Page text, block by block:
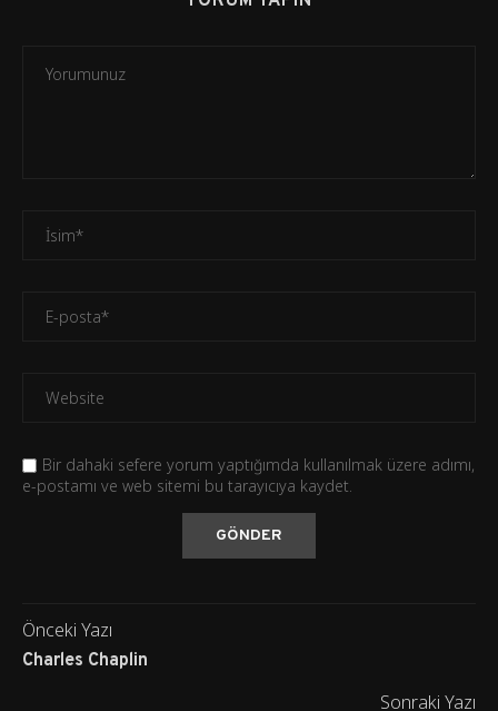
Bir dahaki sefere yorum yaptığımda kullanılmak üzere adımı,
e-postamı ve web sitemi bu tarayıcıya kaydet.
Önceki Yazı
Charles Chaplin
Sonraki Yazı